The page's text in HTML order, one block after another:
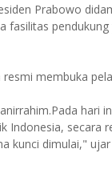
Prabowo
fasilitas
membuka
hari
Indonesia, secara
kunci dimulai,"